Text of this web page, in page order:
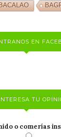
BACALAO
EN
TU
o comerías